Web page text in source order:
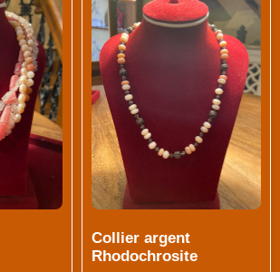
Collier argent
Rhodochrosite